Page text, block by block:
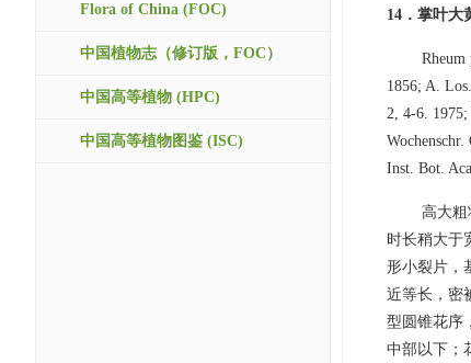
Flora of China (FOC)
中国植物志（修订版，FOC）
中国高等植物 (HPC)
中国高等植物图鉴 (ISC)
14．掌叶大
1856; A.
2, 4-6.
Inst. Bot.
高大粗
时长稍大于
形小裂片，
近等长，密
型圆锥花序
中部以下；